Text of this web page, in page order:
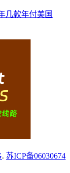
几款年付美国
. 苏ICP备06030674